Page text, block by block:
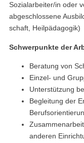
Sozialarbeiter/in oder
abgeschlossene
schaft, Heilpädagogik)
Schwerpunkte der
Beratung von
Einzel- und
Unterstützung
Begleitung der
anderen